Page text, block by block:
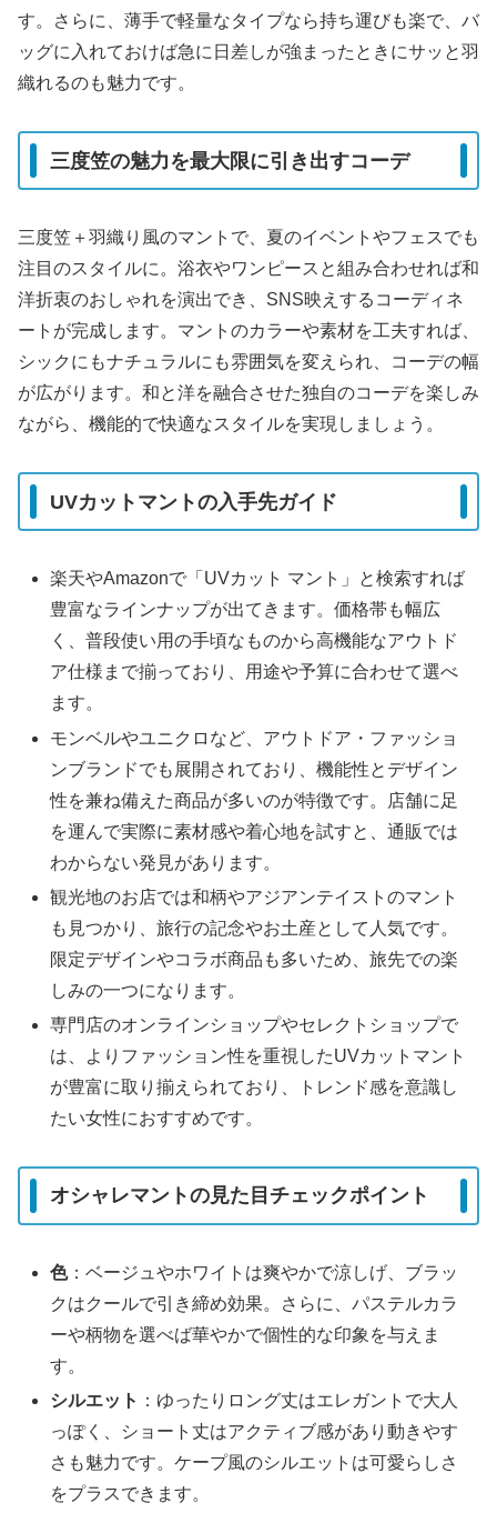
す。さらに、薄手で軽量なタイプなら持ち運びも楽で、バ
ッグに入れておけば急に日差しが強まったときにサッと羽
織れるのも魅力です。
三度笠の魅力を最大限に引き出すコーデ
三度笠＋羽織り風のマントで、夏のイベントやフェスでも
注目のスタイルに。浴衣やワンピースと組み合わせれば和
洋折衷のおしゃれを演出でき、SNS映えするコーディネ
ートが完成します。マントのカラーや素材を工夫すれば、
シックにもナチュラルにも雰囲気を変えられ、コーデの幅
が広がります。和と洋を融合させた独自のコーデを楽しみ
ながら、機能的で快適なスタイルを実現しましょう。
UVカットマントの入手先ガイド
楽天やAmazonで「UVカット マント」と検索すれば
豊富なラインナップが出てきます。価格帯も幅広
く、普段使い用の手頃なものから高機能なアウトド
ア仕様まで揃っており、用途や予算に合わせて選べ
ます。
モンベルやユニクロなど、アウトドア・ファッショ
ンブランドでも展開されており、機能性とデザイン
性を兼ね備えた商品が多いのが特徴です。店舗に足
を運んで実際に素材感や着心地を試すと、通販では
わからない発見があります。
観光地のお店では和柄やアジアンテイストのマント
も見つかり、旅行の記念やお土産として人気です。
限定デザインやコラボ商品も多いため、旅先での楽
しみの一つになります。
専門店のオンラインショップやセレクトショップで
は、よりファッション性を重視したUVカットマント
が豊富に取り揃えられており、トレンド感を意識し
たい女性におすすめです。
オシャレマントの見た目チェックポイント
色：ベージュやホワイトは爽やかで涼しげ、ブラッ
クはクールで引き締め効果。さらに、パステルカラ
ーや柄物を選べば華やかで個性的な印象を与えま
す。
シルエット ：ゆったりロング丈はエレガントで大人
っぽく、ショート丈はアクティブ感があり動きやす
さも魅力です。ケープ風のシルエットは可愛らしさ
をプラスできます。